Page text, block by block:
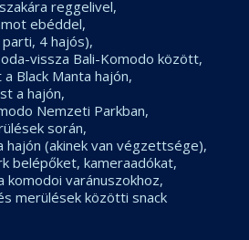
reggelivel,
ebéddel,
4 hajós),
vissza Bali-Komodo között,
Black Manta hajón,
a hajón,
Nemzeti Parkban,
során,
(akinek van végzettsége),
belépőket, kameraadókat,
komodoi varánuszokhoz,
merülések közötti snack